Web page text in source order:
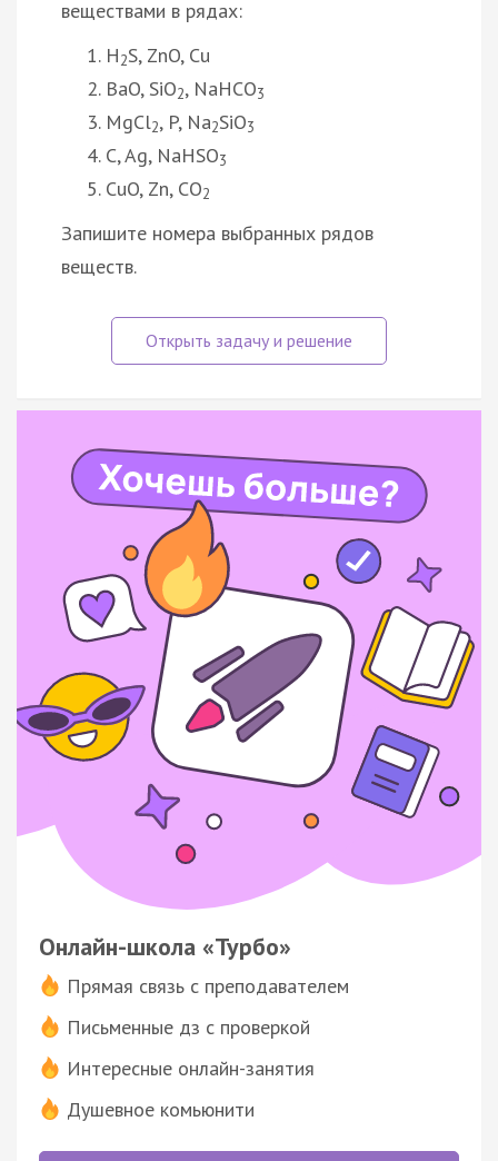
веществами в рядах:
H2S, ZnO, Cu
BaO, SiO2, NaHCO3
MgCl2, P, Na2SiO3
C, Ag, NaHSO3
CuO, Zn, CO2
Запишите номера выбранных рядов
веществ.
Онлайн-школа «Турбо»
Прямая связь с преподавателем
Письменные дз с проверкой
Интересные онлайн-занятия
Душевное комьюнити